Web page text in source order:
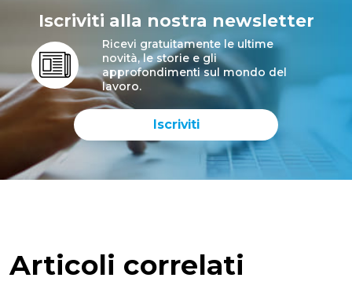
Iscriviti alla nostra newsletter
Ricevi gratuitamente le ultime
novità, le storie e gli
approfondimenti sul mondo del
lavoro.
Iscriviti
Articoli correlati